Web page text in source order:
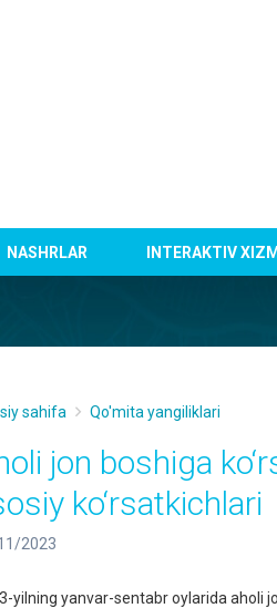
NASHRLAR INTERAKTIV
sahifa Qo'mita yangiliklari
jon boshiga
ko‘rsatkichlari
2023
yilning yanvar-sentabr oylarida aholi